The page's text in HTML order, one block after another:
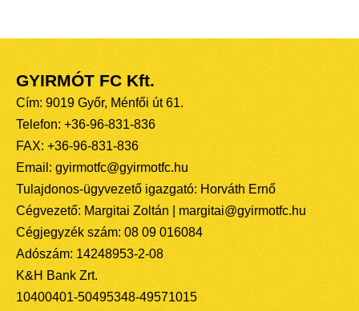
GYIRMÓT FC Kft.
Cím: 9019 Győr, Ménfői út 61.
Telefon: +36-96-831-836
FAX: +36-96-831-836
Email: gyirmotfc@gyirmotfc.hu
Tulajdonos-ügyvezető igazgató: Horváth Ernő
Cégvezető: Margitai Zoltán | margitai@gyirmotfc.hu
Cégjegyzék szám: 08 09 016084
Adószám: 14248953-2-08
K&H Bank Zrt.
10400401-50495348-49571015